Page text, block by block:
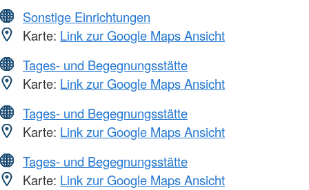
Sonstige Einrichtungen
Karte: Link zur Google Maps Ansicht
Tages- und Begegnungsstätte
Karte: Link zur Google Maps Ansicht
Tages- und Begegnungsstätte
Karte: Link zur Google Maps Ansicht
Tages- und Begegnungsstätte
Karte: Link zur Google Maps Ansicht